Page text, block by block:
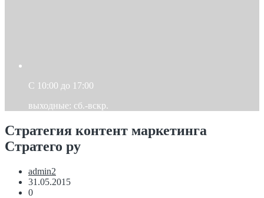
C 10:00 до 17:00
выходные: сб.-вскр.
Стратегия контент маркетинга
Стратего ру
admin2
31.05.2015
0